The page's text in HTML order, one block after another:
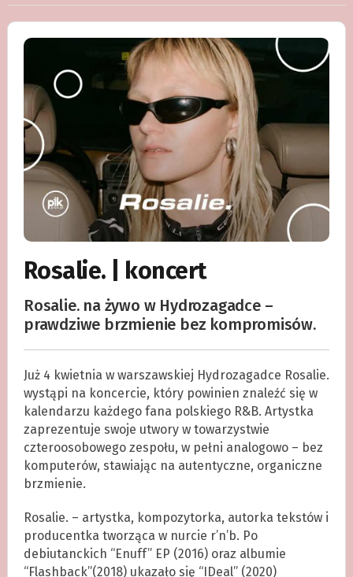
Rosalie. | koncert
Rosalie. na żywo w Hydrozagadce –
prawdziwe brzmienie bez kompromisów.
Już 4 kwietnia w warszawskiej Hydrozagadce Rosalie.
wystąpi na koncercie, który powinien znaleźć się w
kalendarzu każdego fana polskiego R&B. Artystka
zaprezentuje swoje utwory w towarzystwie
czteroosobowego zespołu, w pełni analogowo – bez
komputerów, stawiając na autentyczne, organiczne
brzmienie.
Rosalie. – artystka, kompozytorka, autorka tekstów i
producentka tworząca w nurcie r’n’b. Po
debiutanckich “Enuff” EP (2016) oraz albumie
“Flashback”(2018) ukazało się “IDeal” (2020)